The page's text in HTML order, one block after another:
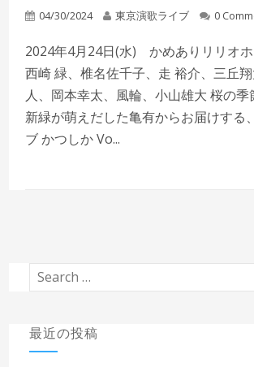
04/30/2024 東京演歌ライブ 0
2024年4月24日(水) かめありリリオホ
西崎 緑、椎名佐千子、走 裕介、三丘
人、岡本幸太、風輪、小山雄大 桜の季
新緑が萌えだした亀有からお届けする
ブ かつしか Vo...
最近の投稿